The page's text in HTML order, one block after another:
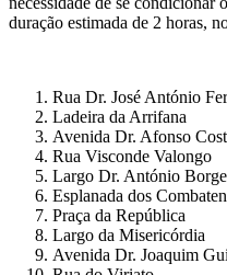
duração estimada de 2 horas,
Rua Dr. José António
Ladeira da Arrifana
Avenida Dr. Afonso
Rua Visconde Valongo
Largo Dr. António
Esplanada dos
Praça da República
Largo da Misericórdia
Avenida Dr. Joaquim